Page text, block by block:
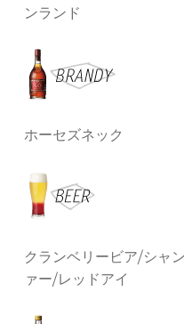
ンランド
ホーセズネック
クランベリービア/シャ
ァー/レッドアイ